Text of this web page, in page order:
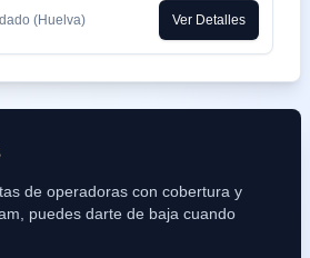
con alarmas de la marca ADT
de Europa.
en solución de problemas que es
(Huelva) Ver Detalles
de operadoras con cobertura y
puedes darte de baja cuando